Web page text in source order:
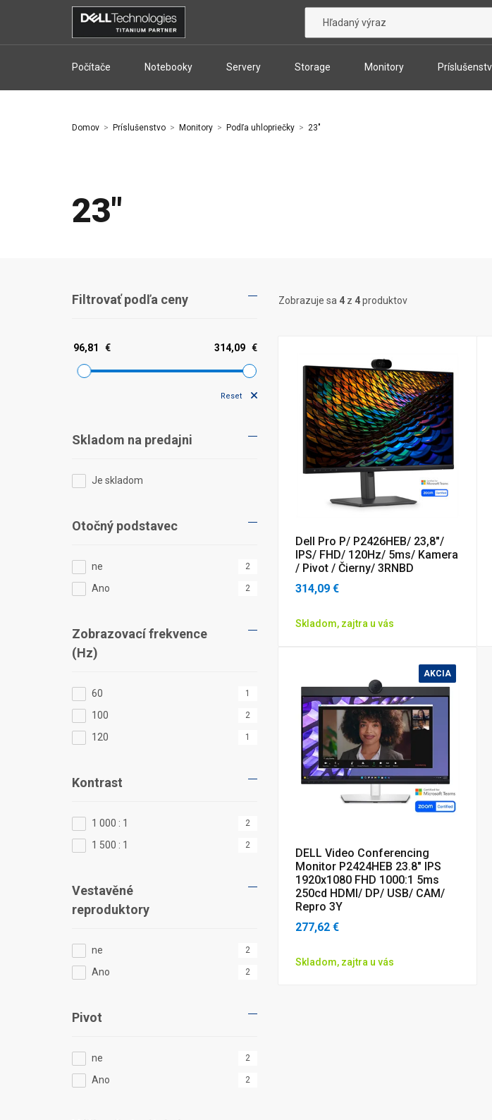
Počítače Notebooky Servery Storage Monitory
Domov Príslušenstvo Monitory Podľa uhlopriečky 23"
23"
Filtrovať podľa ceny
€ €
Reset
Skladom na predajni
Je skladom
Otočný podstavec
ne 2
Ano 2
Zobrazovací frekvence
(Hz)
60 1
100 2
120 1
Kontrast
1 000 : 1 2
1 500 : 1 2
Vestavěné
reproduktory
ne 2
Ano 2
Pivot
ne 2
Ano 2
zobrazuje sa 4z 4produktov
Dell Pro P/ P2426HEB/ 23,8"/
IPS/ FHD/ 120Hz/ 5ms/ Kamera
/ Pivot / Čierny/ 3RNBD
314,09 €
Skladom, zajtra u vás
AKCIA
DELL Video Conferencing
Monitor P2424HEB 23.8" IPS
1920x1080 FHD 1000:1 5ms
250cd HDMI/ DP/ USB/ CAM/
Repro 3Y
277,62 €
Skladom, zajtra u vás